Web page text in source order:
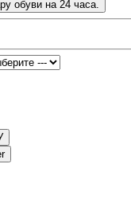
обуви на 24 часа.